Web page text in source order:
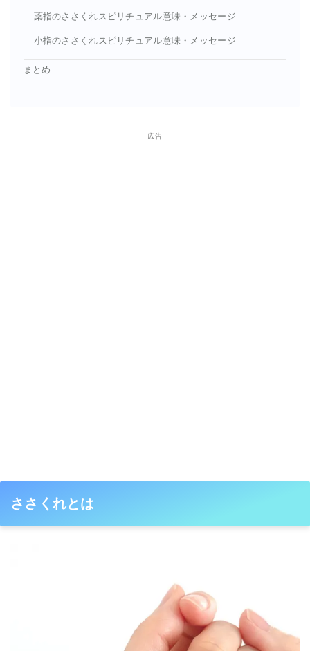
薬指のささくれスピリチュアル意味・メッセージ
小指のささくれスピリチュアル意味・メッセージ
まとめ
広告
ささくれとは